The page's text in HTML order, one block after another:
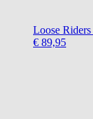
Loose Riders
€ 89,95